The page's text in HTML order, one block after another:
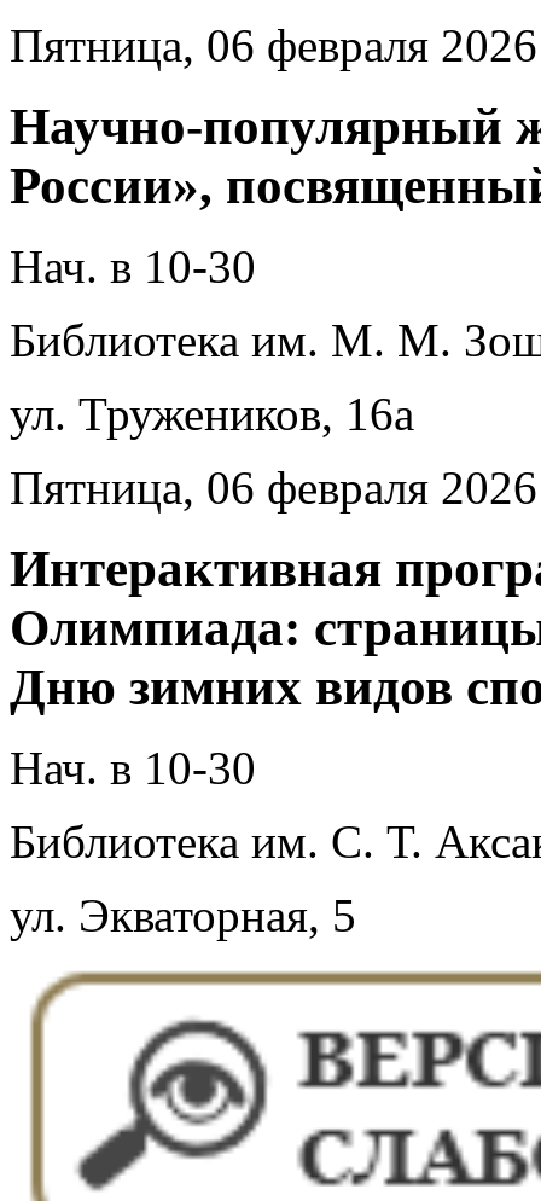
Пятница, 06 февраля 2026
Научно-популярный
России»,
Нач. в 10-30
Библиотека им. М. М.
ул. Тружеников, 16а
Пятница, 06 февраля 2026
Интерактивная
Олимпиада:
Дню зимних видов
Нач. в 10-30
Библиотека им. С. Т.
ул. Экваторная, 5